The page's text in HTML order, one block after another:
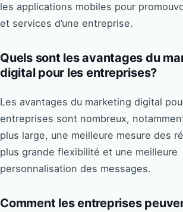
les applications mobiles pour
et services d’une entreprise.
Quels sont les avantages du
digital pour les entreprises?
Les avantages du marketing digital
entreprises sont nombreux,
plus large, une meilleure mesure des
plus grande flexibilité et une meilleure
personnalisation des messages.
Comment les entreprises